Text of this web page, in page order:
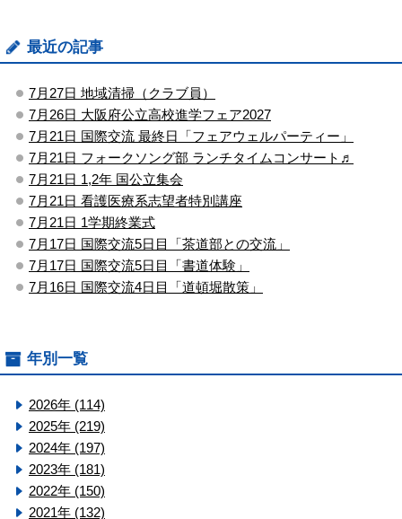
最近の記事
7月27日 地域清掃（クラブ員）
7月26日 大阪府公立高校進学フェア2027
7月21日 国際交流 最終日「フェアウェルパーティー」
7月21日 フォークソング部 ランチタイムコンサート♬
7月21日 1,2年 国公立集会
7月21日 看護医療系志望者特別講座
7月21日 1学期終業式
7月17日 国際交流5日目「茶道部との交流」
7月17日 国際交流5日目「書道体験」
7月16日 国際交流4日目「道頓堀散策」
年別一覧
2026年 (114)
2025年 (219)
2024年 (197)
2023年 (181)
2022年 (150)
2021年 (132)